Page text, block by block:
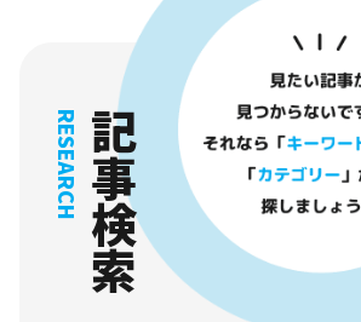
記事検索
RESEARCH